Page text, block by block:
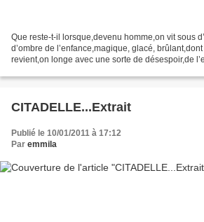
Que reste-t-il lorsque,devenu homme,on vit sous
d’ombre de l’enfance,magique, glacé,
revient,on longe avec une sorte de désespoir,de
CITADELLE...Extrait
Publié le 10/01/2011 à 17:12
Par emmila